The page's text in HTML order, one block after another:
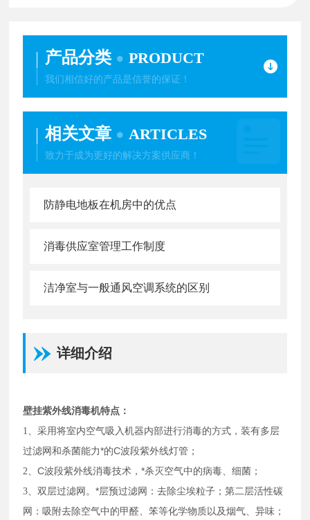
产品分类 PRODUCT
我们相信好的产品是信誉的保证！
相关文章 ARTICLES
致力于成为更好的解决方案供应商！
防静电地板在机房中的优点
消毒供应室管理工作制度
洁净室与一般通风空调系统的区别
详细介绍
壁挂紫外线消毒机特点 ：
1、采用将室内空气吸入机器内部进行消毒的方式 ，装有多层
过滤网和杀菌能力*的C波段紫外线灯管 ；
2、C波段紫外线消毒技术，*杀灭空气中的病毒、细菌 ；
3、 双层过滤网。*层预过滤网：去除尘埃粒子；第二层活性碳
网：吸附去除空气中的甲醛、笨等化学物质以及烟气、异味 ；